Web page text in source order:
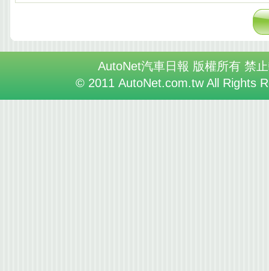
AutoNet汽車日報 版權所有 禁
© 2011 AutoNet.com.tw All Rights